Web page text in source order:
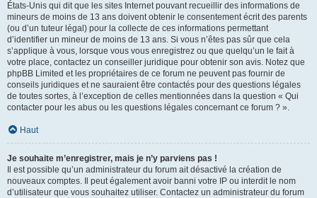
États-Unis qui dit que les sites Internet pouvant recueillir des informations de
mineurs de moins de 13 ans doivent obtenir le consentement écrit des parents
(ou d’un tuteur légal) pour la collecte de ces informations permettant
d’identifier un mineur de moins de 13 ans. Si vous n’êtes pas sûr que cela
s’applique à vous, lorsque vous vous enregistrez ou que quelqu’un le fait à
votre place, contactez un conseiller juridique pour obtenir son avis. Notez que
phpBB Limited et les propriétaires de ce forum ne peuvent pas fournir de
conseils juridiques et ne sauraient être contactés pour des questions légales
de toutes sortes, à l’exception de celles mentionnées dans la question « Qui
contacter pour les abus ou les questions légales concernant ce forum ? ».
Haut
Je souhaite m’enregistrer, mais je n’y parviens pas !
Il est possible qu’un administrateur du forum ait désactivé la création de
nouveaux comptes. Il peut également avoir banni votre IP ou interdit le nom
d’utilisateur que vous souhaitez utiliser. Contactez un administrateur du forum